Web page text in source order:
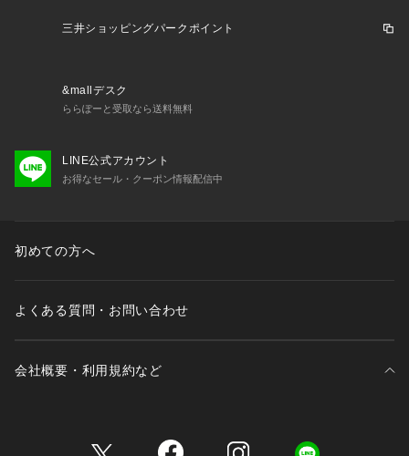
■ OUTDOOR PRODUCTS Usual Things
クリエイティブディレクター
染谷 真太郎 - SHINTARO SOMEYA
アル」をコンセプトに掲げるセレクトショップ〈Shinzone〉
「自分たちが信じる“確かなこと”だけをお届けする」ことをコ
三井ショッピングパークポイント
&mallデスク
ららぽーと受取なら送料無料
LINE公式アカウント
お得なセール・クーポン情報配信中
初めての方へ
よくある質問・お問い合わせ
会社概要・利用規約など